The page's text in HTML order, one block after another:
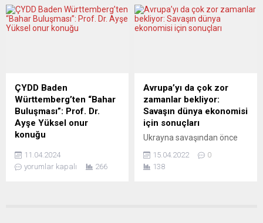
veda etmeye hazırlanıyor.
Önümüzdeki cumartesi
boksörümüz Fırat Arslan,
antrenmanlarının sonuna
geldi. Hazırlıklarına Erzurum
Palandöken dağının
zirvelerinde başlayan
sporcumuz ardından
Almanya’ya...
“Aşkolsun – Şarkılar ve
Şiirler” etkinliği ile
Diyalog’un katkılarıyla
gerçekleşecek bu özel
etkinlik, 12 Nisan 2025
cumartesi akşamı
Stuttgart’ta Le Chic adlı
mekanda düzenlenecek.
Geceye, güçlü sesi ve
yorumlarıyla...
ÇYDD Baden
Württemberg’ten “Bahar
Buluşması”: Prof. Dr.
Ayşe Yüksel onur
konuğu
Derneği (ÇYDD) Baden
Württemberg’in Bahar
11.04.2024
yorumlar kapalı
266
Avrupa’yı da çok zor
zamanlar bekliyor:
Savaşın dünya ekonomisi
için sonuçları
Ukrayna savaşından önce
fiyatları daha da artarken,
birçok Avrupa ülkesinde
15.04.2022
0
138